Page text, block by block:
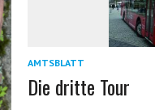
AMTSBLATT
Die dritte Tour